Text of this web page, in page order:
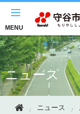
MENU
ニュース
ニュース